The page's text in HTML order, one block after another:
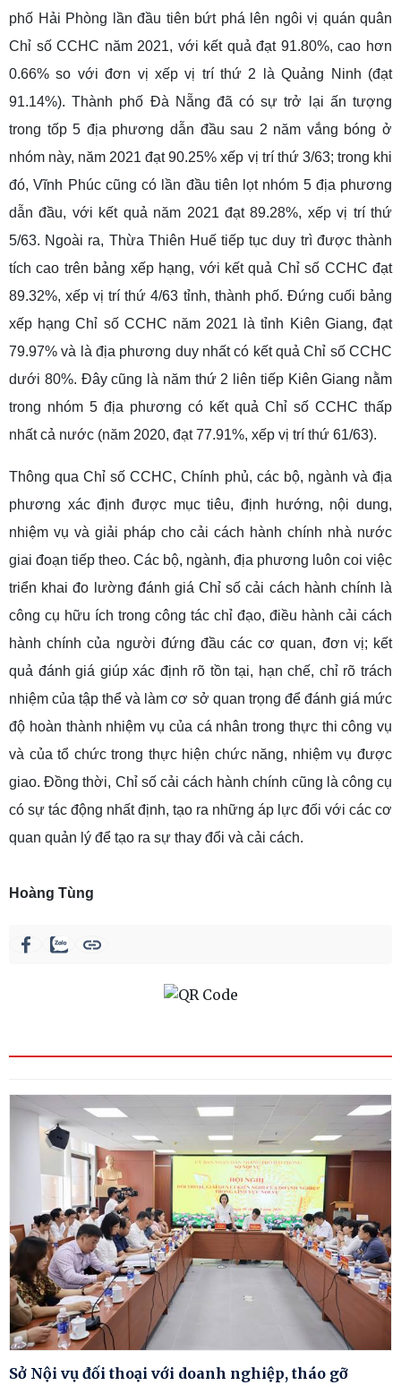
phố Hải Phòng lần đầu tiên bứt phá lên ngôi vị quán quân
Chỉ số CCHC năm 2021, với kết quả đạt 91.80%, cao hơn
0.66% so với đơn vị xếp vị trí thứ 2 là Quảng Ninh (đạt
91.14%). Thành phố Đà Nẵng đã có sự trở lại ấn tượng
trong tốp 5 địa phương dẫn đầu sau 2 năm vắng bóng ở
nhóm này, năm 2021 đạt 90.25% xếp vị trí thứ 3/63; trong khi
đó, Vĩnh Phúc cũng có lần đầu tiên lọt nhóm 5 địa phương
dẫn đầu, với kết quả năm 2021 đạt 89.28%, xếp vị trí thứ
5/63. Ngoài ra, Thừa Thiên Huế tiếp tục duy trì được thành
tích cao trên bảng xếp hạng, với kết quả Chỉ số CCHC đạt
89.32%, xếp vị trí thứ 4/63 tỉnh, thành phố. Đứng cuối bảng
xếp hạng Chỉ số CCHC năm 2021 là tỉnh Kiên Giang, đạt
79.97% và là địa phương duy nhất có kết quả Chỉ số CCHC
dưới 80%. Đây cũng là năm thứ 2 liên tiếp Kiên Giang nằm
trong nhóm 5 địa phương có kết quả Chỉ số CCHC thấp
nhất cả nước (năm 2020, đạt 77.91%, xếp vị trí thứ 61/63).
Thông qua Chỉ số CCHC, Chính phủ, các bộ, ngành và địa
phương xác định được mục tiêu, định hướng, nội dung,
nhiệm vụ và giải pháp cho cải cách hành chính nhà nước
giai đoạn tiếp theo. Các bộ, ngành, địa phương luôn coi việc
triển khai đo lường đánh giá Chỉ số cải cách hành chính là
công cụ hữu ích trong công tác chỉ đạo, điều hành cải cách
hành chính của người đứng đầu các cơ quan, đơn vị; kết
quả đánh giá giúp xác định rõ tồn tại, hạn chế, chỉ rõ trách
nhiệm của tập thể và làm cơ sở quan trọng để đánh giá mức
độ hoàn thành nhiệm vụ của cá nhân trong thực thi công vụ
và của tổ chức trong thực hiện chức năng, nhiệm vụ được
giao. Đồng thời, Chỉ số cải cách hành chính cũng là công cụ
có sự tác động nhất định, tạo ra những áp lực đối với các cơ
quan quản lý để tạo ra sự thay đổi và cải cách.
Hoàng Tùng
Sở Nội vụ đối thoại với doanh nghiệp, tháo gỡ